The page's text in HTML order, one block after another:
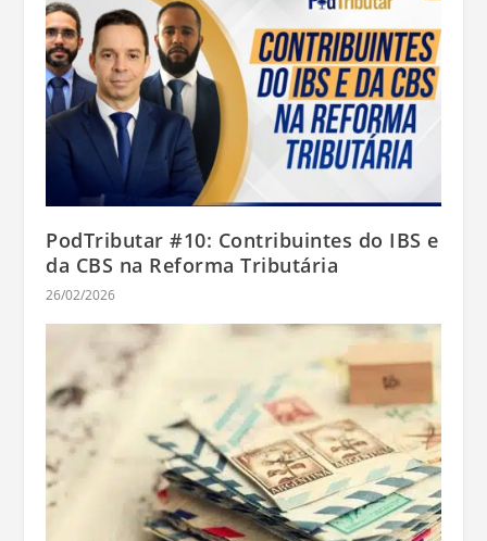
PodTributar #10: Contribuintes do IBS e
da CBS na Reforma Tributária
26/02/2026